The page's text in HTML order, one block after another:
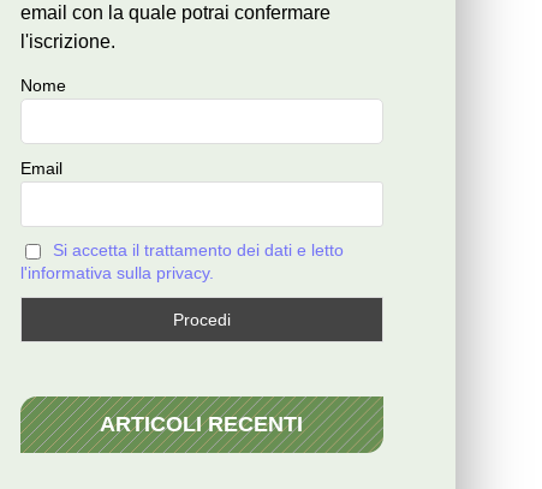
email con la quale potrai confermare
l'iscrizione.
Nome
Email
Si accetta il trattamento dei dati e letto
l'informativa sulla privacy.
ARTICOLI RECENTI